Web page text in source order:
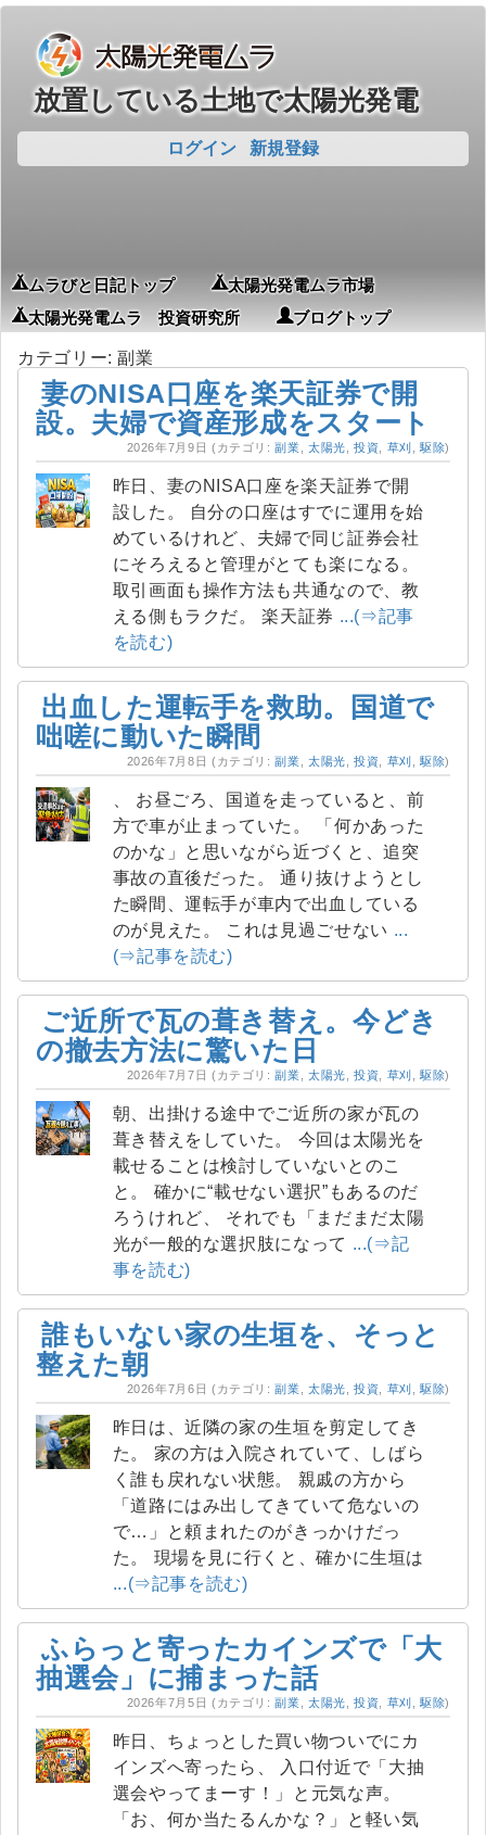
放置している土地で太陽光発電
ログイン 新規登録
ムラびと日記トップ
太陽光発電ムラ市場
太陽光発電ムラ 投資研究所
ブログトップ
カテゴリー: 副業
妻のNISA口座を楽天証券で開
設。夫婦で資産形成をスタート
2026年7月9日 (カテゴリ:副業 太陽光 ,投資 草刈 ,駆除)
昨日、妻のNISA口座を楽天証券で開
設した。 自分の口座はすでに運用を始
めているけれど、夫婦で同じ証券会社
にそろえると管理がとても楽になる。
取引画面も操作方法も共通なので、教
える側もラクだ。 楽天証券 ...(⇒記事
を読む)
出血した運転手を救助。国道で
咄嗟に動いた瞬間
2026年7月8日 (カテゴリ:副業 太陽光 ,投資 草刈 ,駆除)
、 お昼ごろ、国道を走っていると、前
方で車が止まっていた。 「何かあった
のかな」と思いながら近づくと、追突
事故の直後だった。 通り抜けようとし
た瞬間、運転手が車内で出血している
のが見えた。 これは見過ごせない ...
(⇒記事を読む)
ご近所で瓦の葺き替え。今どき
の撤去方法に驚いた日
2026年7月7日 (カテゴリ:副業 太陽光 ,投資 草刈 ,駆除)
朝、出掛ける途中でご近所の家が瓦の
葺き替えをしていた。 今回は太陽光を
載せることは検討していないとのこ
と。 確かに“載せない選択”もあるのだ
ろうけれど、 それでも「まだまだ太陽
光が一般的な選択肢になって ...(⇒記
事を読む)
誰もいない家の生垣を、そっと
整えた朝
2026年7月6日 (カテゴリ:副業 太陽光 ,投資 草刈 ,駆除)
昨日は、近隣の家の生垣を剪定してき
た。 家の方は入院されていて、しばら
く誰も戻れない状態。 親戚の方から
「道路にはみ出してきていて危ないの
で…」と頼まれたのがきっかけだっ
た。 現場を見に行くと、確かに生垣は
...(⇒記事を読む)
ふらっと寄ったカインズで「大
抽選会」に捕まった話
2026年7月5日 (カテゴリ:副業 太陽光 ,投資 草刈 ,駆除)
昨日、ちょっとした買い物ついでにカ
インズへ寄ったら、 入口付近で「大抽
選会やってまーす！」と元気な声。
「お、何か当たるんかな？」と軽い気